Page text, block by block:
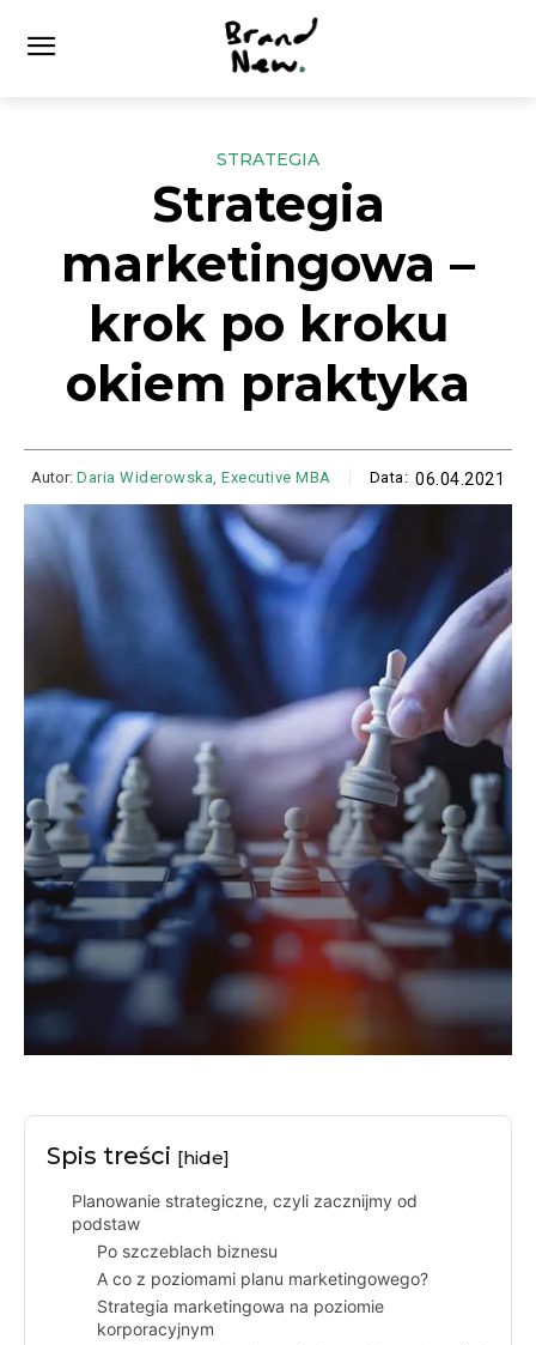
STRATEGIA
Strategia
marketingowa –
krok po kroku
okiem praktyka
Autor: Daria Widerowska, Executive MBA Data: 06.04.2021
Spis treści [hide]
Planowanie strategiczne, czyli zacznijmy od
podstaw
Po szczeblach biznesu
A co z poziomami planu marketingowego?
Strategia marketingowa na poziomie
korporacyjnym